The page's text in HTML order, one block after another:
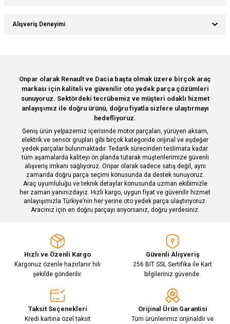
Bu ürünün fiyat bilgisi, resim, ürün açıklamalarında ve diğer konularda
yetersiz gördüğünüz noktaları öneri formunu kullanarak tarafımıza
Ürün resmi kalitesiz, bozuk veya görüntülenemiyor.
Ürün açıklamasında eksik bilgiler bulunuyor.
Ürün bilgilerinde hatalar bulunuyor.
Ürün fiyatı diğer sitelerden daha pahalı.
Bu ürüne benzer farklı alternatifler olmalı.
Gönder
Alışveriş Deneyimi
Deneyimini Paylaş
Onpar olarak Renault ve Dacia başta olmak üzere birçok araç
markası için kaliteli ve güvenilir oto yedek parça çözümleri
sunuyoruz. Sektördeki tecrübemiz ve müşteri odaklı hizmet
anlayışımız ile doğru ürünü, doğru fiyatla sizlere ulaştırmayı
hedefliyoruz.
Geniş ürün yelpazemiz içerisinde motor parçaları, yürüyen aksam,
elektrik ve sensör grupları gibi birçok kategoride orijinal ve eşdeğer
yedek parçalar bulunmaktadır. Tedarik sürecinden teslimata kadar
tüm aşamalarda kaliteyi ön planda tutarak müşterilerimize güvenli
alışveriş imkanı sağlıyoruz. Onpar olarak sadece satış değil, aynı
zamanda doğru parça seçimi konusunda da destek sunuyoruz.
Araç uyumluluğu ve teknik detaylar konusunda uzman ekibimizle
her zaman yanınızdayız. Hızlı kargo, uygun fiyat ve güvenilir hizmet
anlayışımızla Türkiye’nin her yerine oto yedek parça ulaştırıyoruz.
Aracınız için en doğru parçayı arıyorsanız, doğru yerdesiniz.
Hızlı ve Özenli Kargo
Kargonuz özenle hazırlanır hılı
şekilde gönderilir.
Güvenli Alışveriş
256 BIT SSL Sertifika ile Kart
bilgileriniz güvende.
Taksit Seçenekleri
Kredi kartına özel taksit
Orijinal Ürün Garantisi
Tüm ürünlerimiz orijinaldir ve